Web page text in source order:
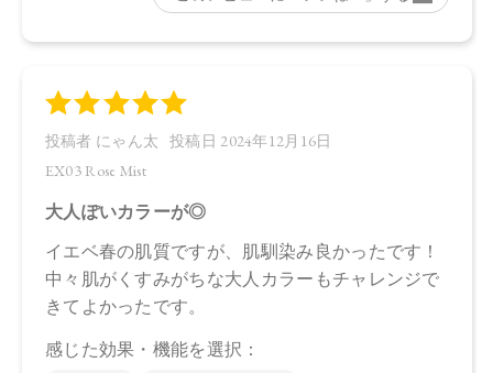
・14 Cashmere Nude：4570106733776
・EX03 Rose Mist：4570106733783
CosmeKitchen 2024/8/2
Make↗Kitchen 2024/8/2
※店舗での取り扱いや詳しい在庫状況につきましては、各店
舗にお問い合わせください。
※発売日は予告なく変更する可能性がございます。予めご了
承ください。